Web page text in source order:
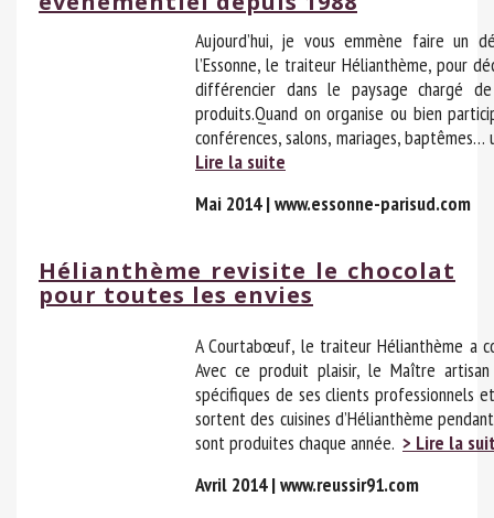
Aujourd’hui, je vous emmène faire un
l’Essonne, le traiteur Hélianthème, pour
différencier dans le paysage chargé
produits.Quand on organise ou bien
conférences, salons, mariages,
Lire la suite
Mai 2014 | www.essonne-parisud.com
Hélianthème revisite le chocolat
pour toutes les envies
A Courtabœuf, le traiteur Hélianthème a
Avec ce produit plaisir, le Maître
spécifiques de ses clients professionnels
sortent des cuisines d’Hélianthème
sont produites chaque année. > Lire la
Avril 2014 |www.reussir91.com